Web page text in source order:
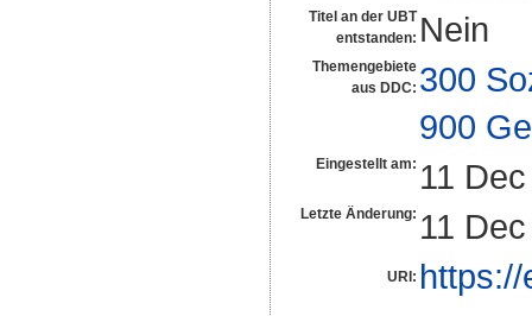
Titel an der UBT
entstanden: Nein
Themengebiete
aus DDC: 300
900
Eingestellt am: 11
Letzte Änderung: 11
URI: